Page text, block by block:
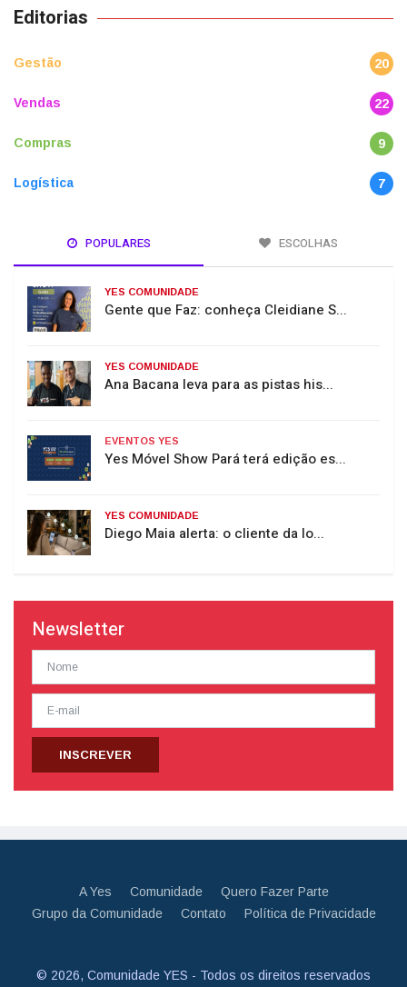
Editorias
Gestão 20
Vendas 22
Compras 9
Logística 7
POPULARES ESCOLHAS
YES COMUNIDADE
Gente que Faz: conheça Cleidiane S...
YES COMUNIDADE
Ana Bacana leva para as pistas his...
EVENTOS YES
Yes Móvel Show Pará terá edição es...
YES COMUNIDADE
Diego Maia alerta: o cliente da lo...
Newsletter
INSCREVER
A Yes Comunidade
Quero Fazer Parte
Grupo da Comunidade
Contato Política de Privacidade
© 2026, Comunidade YES - Todos os direitos reservados